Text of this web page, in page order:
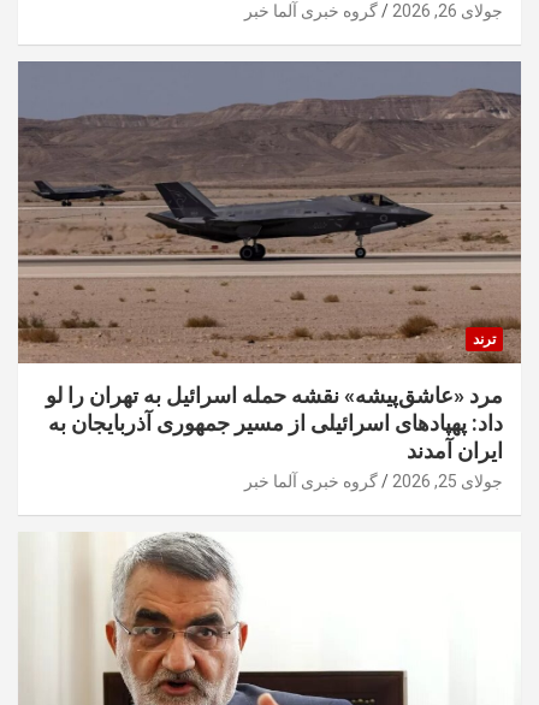
جولای 26, 2026 گروه خبری آلما خبر
ترند
مرد «عاشق‌پیشه» نقشه حمله اسرائیل به تهران را لو
داد: پهپادهای اسرائیلی از مسیر جمهوری آذربایجان به
ایران آمدند
جولای 25, 2026 گروه خبری آلما خبر